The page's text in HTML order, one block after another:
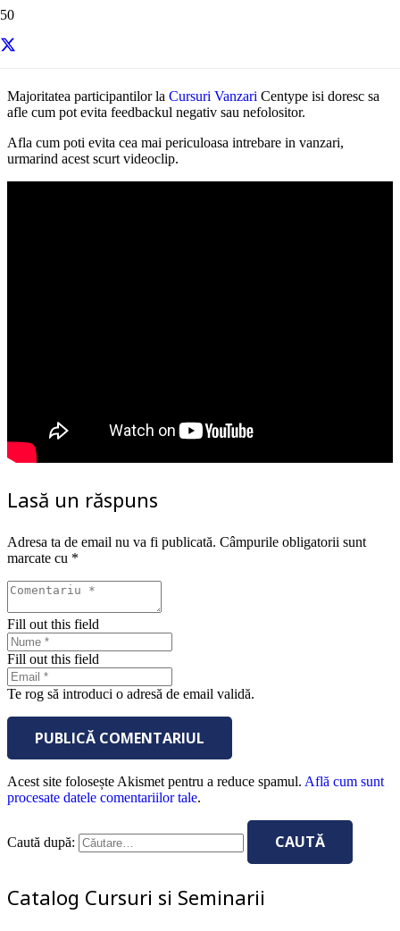
Majoritatea participantilor la Cursuri Vanzari Centype isi doresc sa
afle cum pot evita feedbackul negativ sau nefolositor.
Afla cum poti evita cea mai periculoasa intrebare in vanzari,
urmarind acest scurt videoclip.
Lasă un răspuns
Adresa ta de email nu va fi publicată. Câmpurile obligatorii sunt
marcate cu *
Fill out this field
Fill out this field
Te rog să introduci o adresă de email validă.
PUBLICĂ COMENTARIUL
Acest site folosește Akismet pentru a reduce spamul. Află cum sunt
procesate datele comentariilor tale.
Caută după:
Catalog Cursuri si Seminarii